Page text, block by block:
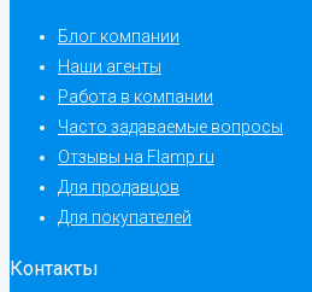
Блог компании
Наши агенты
Работа в компании
Часто задаваемые вопросы
Отзывы на Flamp.ru
Для продавцов
Для покупателей
Контакты